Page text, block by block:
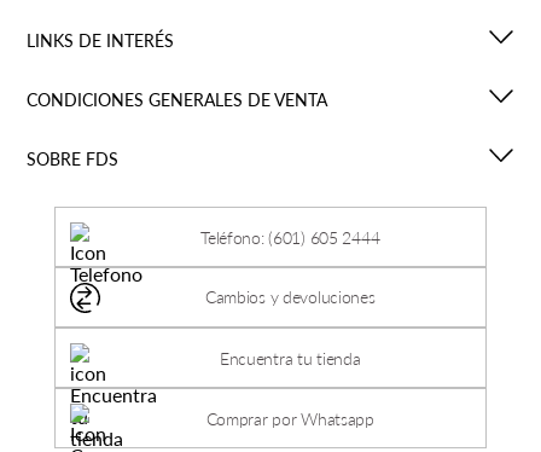
LINKS DE INTERÉS
CONDICIONES GENERALES DE VENTA
SOBRE FDS
Teléfono: (601) 605 2444
Cambios y devoluciones
Encuentra tu tienda
Comprar por Whatsapp